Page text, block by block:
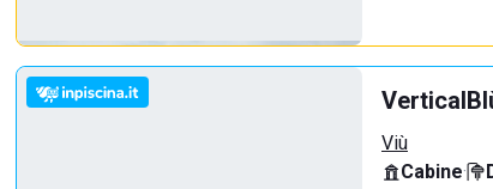
Viù
Cabine·